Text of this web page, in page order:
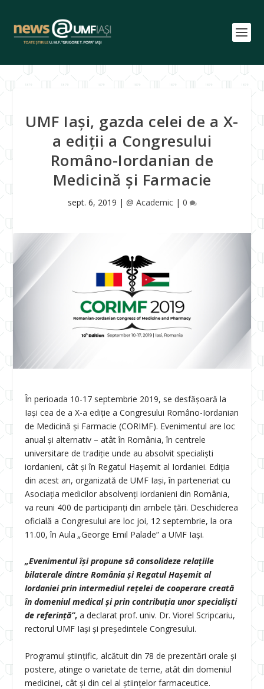
UMF Iași, gazda celei de a X-
a ediții a Congresului
Româno-Iordanian de
Medicină și Farmacie
sept. 6, 2019 | @ Academic| 0
În perioada 10-17 septembrie 2019, se desfășoară la
Iași cea de a X-a ediție a Congresului Româno-Iordanian
de Medicină și Farmacie (CORIMF). Evenimentul are loc
anual și alternativ – atât în România, în centrele
universitare de tradiție unde au absolvit specialiști
iordanieni, cât și în Regatul Hașemit al Iordaniei. Ediția
din acest an, organizată de UMF Iași, în parteneriat cu
Asociația medicilor absolvenți iordanieni din România,
va reuni 400 de participanți din ambele țări. Deschiderea
oficială a Congresului are loc joi, 12 septembrie, la ora
11.00, în Aula„George Emil Palade” a UMF Iași.
„Evenimentul își propune să consolideze relațiile
bilaterale dintre România și Regatul Hașemit al
Iordaniei prin intermediul rețelei de cooperare creată
în domeniul medical și prin contribuția unor specialiști
de referință”, a declarat prof. univ. Dr. Viorel Scripcariu,
rectorul UMF Iași și președintele Congresului.
Programul științific, alcătuit din 78 de prezentări orale și
postere, atinge o varietate de teme, atât din domeniul
medicinei, cât și din cel al științelor farmaceutice.